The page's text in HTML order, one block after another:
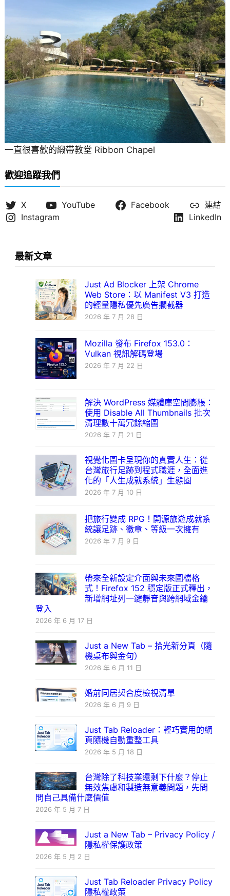
一直很喜歡的緞帶教堂 Ribbon Chapel
歡迎追蹤我們
X YouTube Facebook
連結
Instagram
LinkedIn
最新文章
Just Ad Blocker 上架 Chrome
Web Store：以 Manifest V3 打造
的輕量隱私優先廣告攔截器
2026 年 7 月 28 日
Mozilla 發布 Firefox 153.0：
Vulkan 視訊解碼登場
2026 年 7 月 22 日
解決 WordPress 媒體庫空間膨脹：
使用 Disable All Thumbnails 批次
清理數十萬冗餘縮圖
2026 年 7 月 21 日
視覺化圖卡呈現你的真實人生：從
台灣旅行足跡到程式職涯，全面進
化的「人生成就系統」生態圈
2026 年 7 月 10 日
把旅行變成 RPG！開源旅遊成就系
統讓足跡、徽章、等級一次擁有
2026 年 7 月 9 日
帶來全新設定介面與未來圖檔格
式！Firefox 152 穩定版正式釋出，
新增網址列一鍵靜音與跨網域金鑰
登入
2026 年 6 月 17 日
Just a New Tab – 拾光新分頁（隨
機桌布與金句）
2026 年 6 月 11 日
婚前同居契合度檢視清單
2026 年 6 月 9 日
Just Tab Reloader：輕巧實用的網
頁隨機自動重整工具
2026 年 5 月 18 日
台灣除了科技業還剩下什麼？停止
無效焦慮和製造無意義問題，先問
問自己具備什麼價值
2026 年 5 月 7 日
Just a New Tab – Privacy Policy /
隱私權保護政策
2026 年 5 月 2 日
Just Tab Reloader Privacy Policy
隱私權政策